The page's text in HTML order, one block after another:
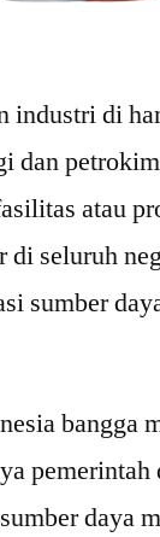
industri di
dan
atau
di seluruh
sumber
bangga
pemerintah
daya